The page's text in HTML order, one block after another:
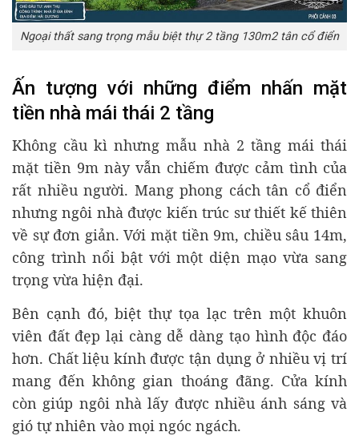
Ngoại thất sang trọng mẫu biệt thự 2 tầng 130m2 tân cổ điển
Ấn tượng với những điểm nhấn mặt
tiền nhà mái thái 2 tầng
Không cầu kì nhưng mẫu nhà 2 tầng mái thái
mặt tiền 9m này vẫn chiếm được cảm tình của
rất nhiều người. Mang phong cách tân cổ điển
nhưng ngôi nhà được kiến trúc sư thiết kế thiên
về sự đơn giản. Với mặt tiền 9m, chiều sâu 14m,
công trình nổi bật với một diện mạo vừa sang
trọng vừa hiện đại.
Bên cạnh đó, biệt thự tọa lạc trên một khuôn
viên đất đẹp lại càng dễ dàng tạo hình độc đáo
hơn. Chất liệu kính được tận dụng ở nhiều vị trí
mang đến không gian thoáng đãng. Cửa kính
còn giúp ngôi nhà lấy được nhiều ánh sáng và
gió tự nhiên vào mọi ngóc ngách.